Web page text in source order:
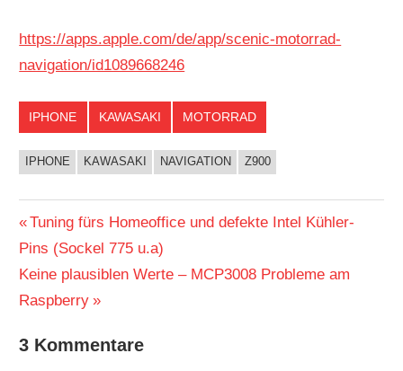
https://apps.apple.com/de/app/scenic-motorrad-
navigation/id1089668246
IPHONE KAWASAKI MOTORRAD
IPHONE KAWASAKI NAVIGATION Z900
Beitragsnavigation
Vorheriger
Beitrag:
Tuning fürs Homeoffice und defekte Intel Kühler-
Pins (Sockel 775 u.a)
Nächster
Beitrag:
Keine plausiblen Werte – MCP3008 Probleme am
Raspberry
3 Kommentare